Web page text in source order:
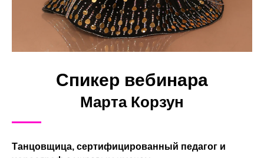
Спикер вебинара
Марта Корзун
Танцовщица, сертифицированный педагог и